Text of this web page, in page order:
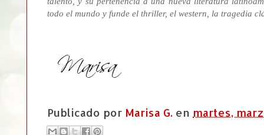
todo el mundo y funde el thriller, el western, la tragedia
Publicado por Marisa G. en martes,